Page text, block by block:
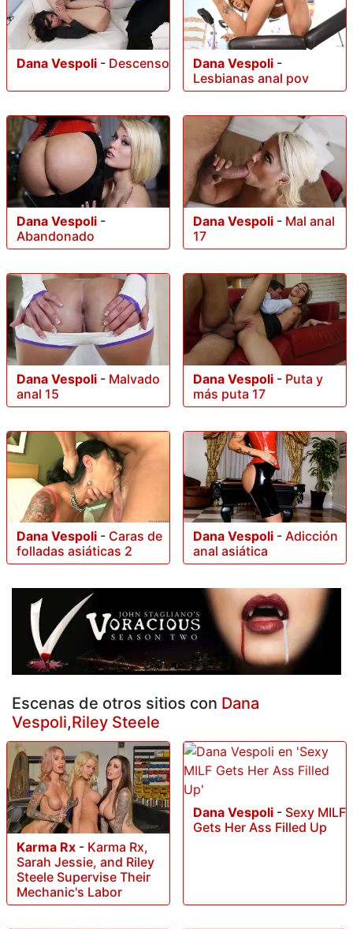
Dana Vespoli - Descenso Dana Vespoli -
Lesbianas anal pov
Dana Vespoli -
Abandonado
Dana Vespoli - Mal anal
17
Dana Vespoli - Malvado
anal 15
Dana Vespoli - Puta y
más puta 17
Dana Vespoli - Caras de
folladas asiáticas 2
Dana Vespoli - Adicción
anal asiática
Escenas de otros sitios con Dana
Vespoli,Riley Steele
Karma Rx - Karma Rx,
Sarah Jessie, and Riley
Steele Supervise Their
Mechanic's Labor
Dana Vespoli - Sexy MILF
Gets Her Ass Filled Up